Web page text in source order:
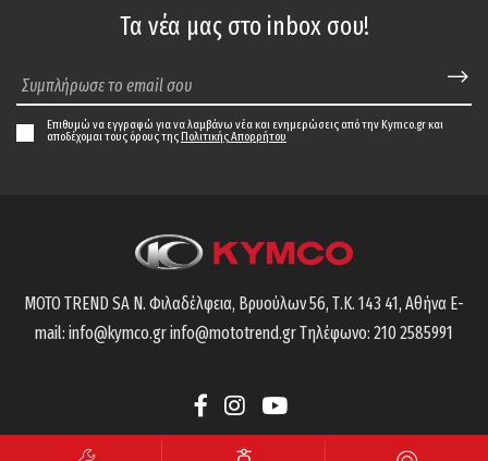
Τα νέα μας στο inbox σου!
Επιθυμώ να εγγραφώ για να λαμβάνω νέα και ενημερώσεις από την Kymco.gr και
αποδέχομαι τους όρους τηςΠολιτικής Απορρήτου
MOTO TREND SA Ν. Φιλαδέλφεια, Βρυούλων 56, Τ.Κ. 143 41, Αθήνα E-
mail: info@kymco.grinfo@mototrend.grΤηλέφωνο: 210 2585991